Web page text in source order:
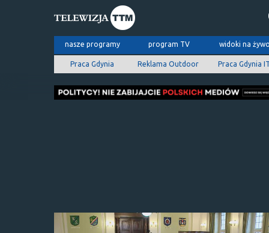
nasze programy program TV widoki na
Praca Gdynia Reklama Outdoor Praca Gdynia